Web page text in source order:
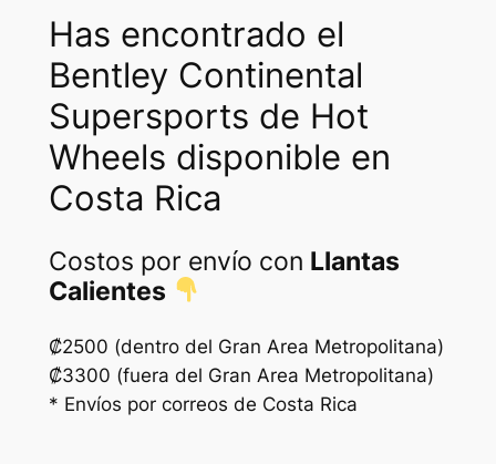
5
0
0
.
5
0
.
Has encontrado el
Bentley Continental
Supersports de Hot
Wheels disponible en
Costa Rica
Costos por envío con Llantas
Calientes
₡2500 (dentro del Gran Area Metropolitana)
₡3300 (fuera del Gran Area Metropolitana)
* Envíos por correos de Costa Rica